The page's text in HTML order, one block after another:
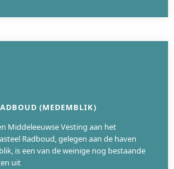
(MEDEMBLIK)
Middeleeuwse Vesting aan het
Radboud, gelegen aan de haven
is een van de weinige nog bestaande
uit